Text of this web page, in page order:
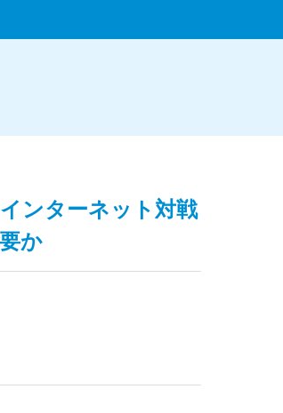
ンターネット対戦
か